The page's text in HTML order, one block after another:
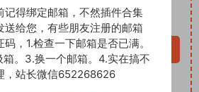
VIP免费
立即购买
载。客服QQ：652268626
记得绑定邮箱，不然插件合集
送给您，有些朋友注册的邮箱
，1.检查一下邮箱是否已满。
箱。3.换一个邮箱。4.实在搞不
，站长微信652268626